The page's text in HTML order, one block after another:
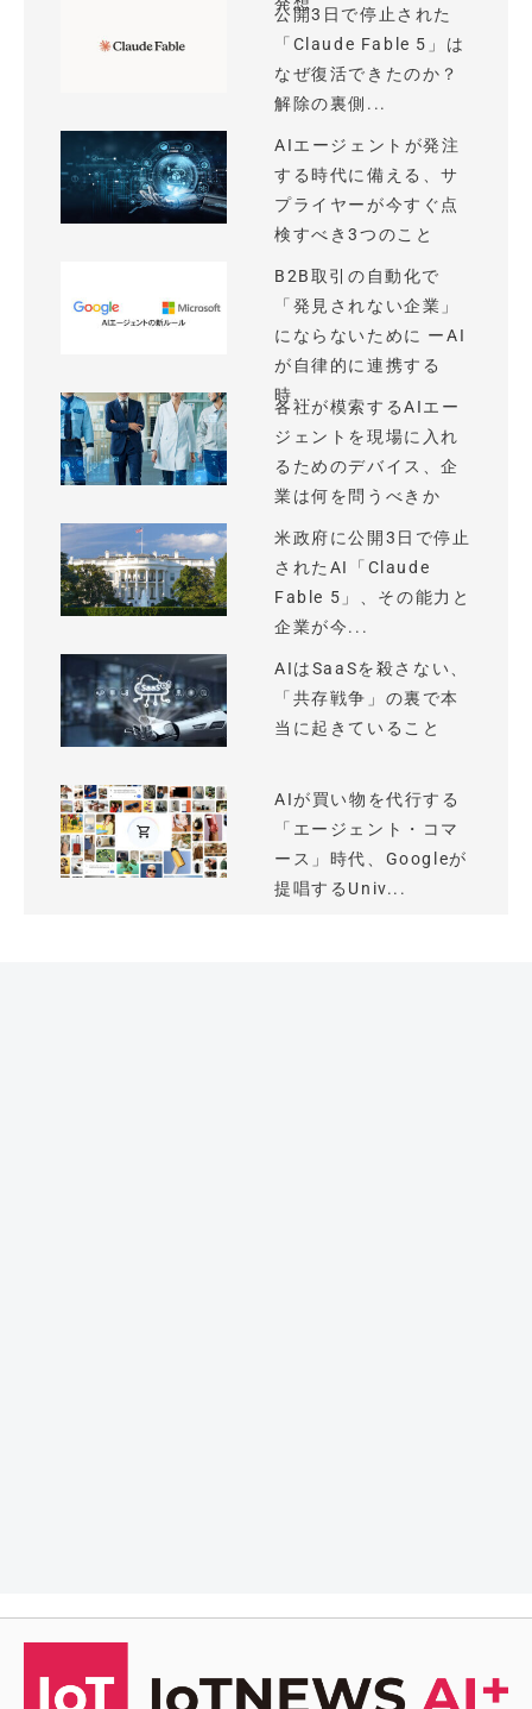
公開3日で停止された
「Claude Fable 5」は
なぜ復活できたのか？
解除の裏側...
AIエージェントが発注
する時代に備える、サ
プライヤーが今すぐ点
検すべき3つのこと
B2B取引の自動化で
「発見されない企業」
にならないために ーAI
が自律的に連携する
時...
各社が模索するAIエー
ジェントを現場に入れ
るためのデバイス、企
業は何を問うべきか
米政府に公開3日で停止
されたAI「Claude
Fable 5」、その能力と
企業が今...
AIはSaaSを殺さない、
「共存戦争」の裏で本
当に起きていること
AIが買い物を代行する
「エージェント・コマ
ース」時代、Googleが
提唱するUniv...